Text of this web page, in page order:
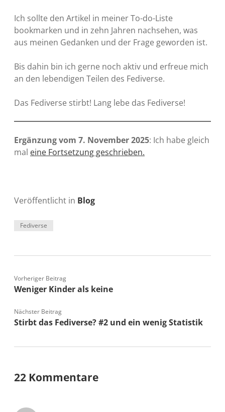
Ich sollte den Artikel in meiner To-do-Liste
bookmarken und in zehn Jahren nachsehen, was
aus meinen Gedanken und der Frage geworden ist.
Bis dahin bin ich gerne noch aktiv und erfreue mich
an den lebendigen Teilen des Fediverse.
Das Fediverse stirbt! Lang lebe das Fediverse!
Ergänzung vom 7. November 2025: Ich habe gleich
mal eine Fortsetzung geschrieben.
Veröffentlicht in Blog
Fediverse
Vorheriger Beitrag
Weniger Kinder als keine
Nächster Beitrag
Stirbt das Fediverse? #2 und ein wenig Statistik
22 Kommentare